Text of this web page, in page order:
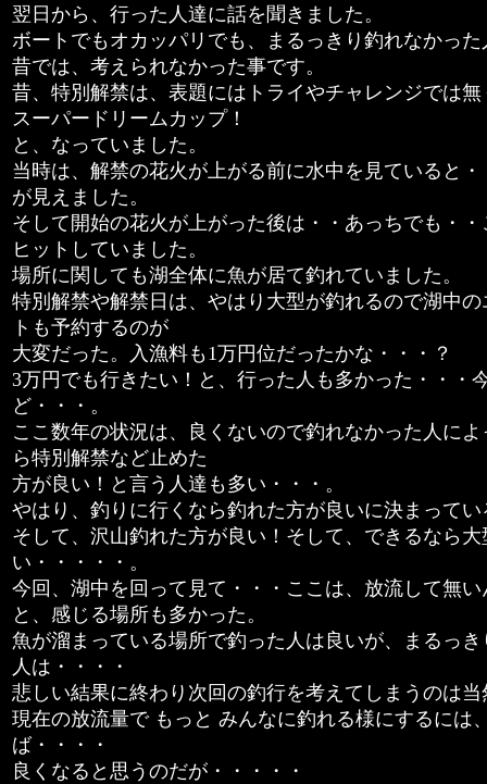
翌日から、行った人達に話を聞きました。
ボートでもオカッパリでも、まるっきり釣れなかっ
昔では、考えられなかった事です。
昔、特別解禁は、表題にはトライやチャレンジでは
スーパードリームカップ！
と、なっていました。
当時は、解禁の花火が上がる前に水中を見ていると
が見えました。
そして開始の花火が上がった後は・・あっちでも・
ヒットしていました。
場所に関しても湖全体に魚が居て釣れていました。
特別解禁や解禁日は、やはり大型が釣れるので湖中
トも予約するのが
大変だった。入漁料も1万円位だったかな・・・？
3万円でも行きたい！と、行った人も多かった・・・
ど・・・。
ここ数年の状況は、良くないので釣れなかった人に
ら特別解禁など止めた
方が良い！と言う人達も多い・・・。
やはり、釣りに行くなら釣れた方が良いに決まってい
そして、沢山釣れた方が良い！そして、できるなら
い・・・・・。
今回、湖中を回って見て・・・ここは、放流して無
と、感じる場所も多かった。
魚が溜まっている場所で釣った人は良いが、まるっ
人は・・・・
悲しい結果に終わり次回の釣行を考えてしまうのは
現在の放流量で もっと みんなに釣れる様にするには
ば・・・・
良くなると思うのだが・・・・・